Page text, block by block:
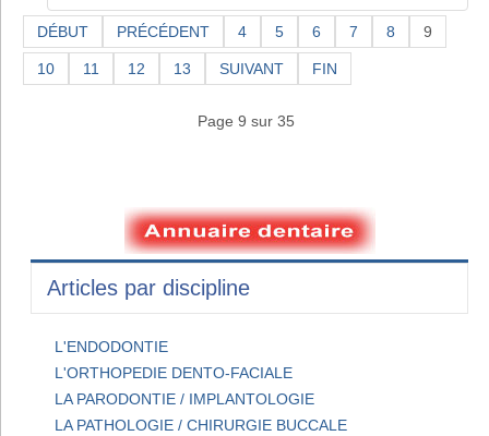
DÉBUT PRÉCÉDENT 4 5 6 7 8 9
10 11 12 13 SUIVANT FIN
Page 9 sur 35
Articles par discipline
L'ENDODONTIE
L'ORTHOPEDIE DENTO-FACIALE
LA PARODONTIE / IMPLANTOLOGIE
LA PATHOLOGIE / CHIRURGIE BUCCALE